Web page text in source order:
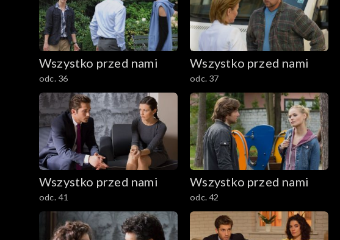
Wszystko przed nami
odc. 36
Wszystko przed nami
odc. 37
Wszystko przed nami
odc. 41
Wszystko przed nami
odc. 42